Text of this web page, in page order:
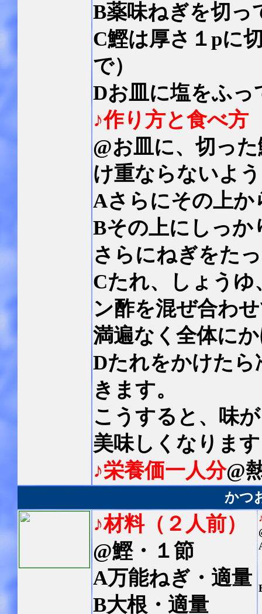
B薬味ねぎを切っ
C鰹は厚さ１pに
で）
Dお皿に塩をふっ
♪作り方と食べ方
@お皿に、切っ
け重ならないよ
Aさらにその上か
Bその上にしっか
さらにねぎをた
Cたれ、しょうゆ
ン酢を混ぜ合わ
満遍なく全体に
Dたれをかけたら
きます。
こうすると、味
美味しくなりま
♪栄養価一人分@
かつ
♪材料（２人前）
@鰹・１節
A万能ねぎ・適量
B大根・適量